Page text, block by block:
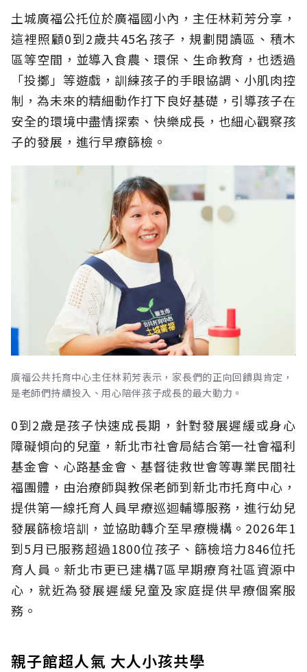
土城廣福公托位於廣福國小內，主任林莉芳分享，
這裡照顧0到2歲共45名孩子，規劃閱讀區、積木
區等空間，並導入食農、環保、生命教育，也透過
「投擲」等遊戲，訓練孩子的手眼協調、小肌肉控
制，為未來的精細動作打下良好基礎，引導孩子在
安全的環境中盡情探索、快樂成長，也細心觀察孩
子的發展，進行早療篩檢。
廣福公共托育中心主任林莉芳表示，家長們的正向回饋與肯定，
是老師們持續投入、用心陪伴孩子成長的最大動力。
0到2歲是孩子快速成長期，針對發展遲緩或身心
障礙傾向的兒童，新北市社會局結合第一社會福利
基金會、心路基金會、基督徒救世會等專業民間社
福團體，由治療師與教保老師到新北市托育中心，
提供第一線托育人員早療巡迴輔導服務，進行幼兒
發展篩檢培訓，並協助轉介至早療機構。2026年1
到5月已服務超過1800位孩子、篩檢培力846位托
育人員。新北市更已建構7區早期療育社區資源中
心，就近為發展遲緩兒童及家庭提供早療個案服
務。
親子館超人氣 大人小孩共學